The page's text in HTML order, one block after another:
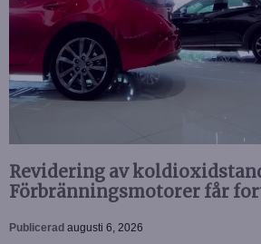
Revidering av
Förbränningsmotorer får
Publicerad augusti 6, 2026